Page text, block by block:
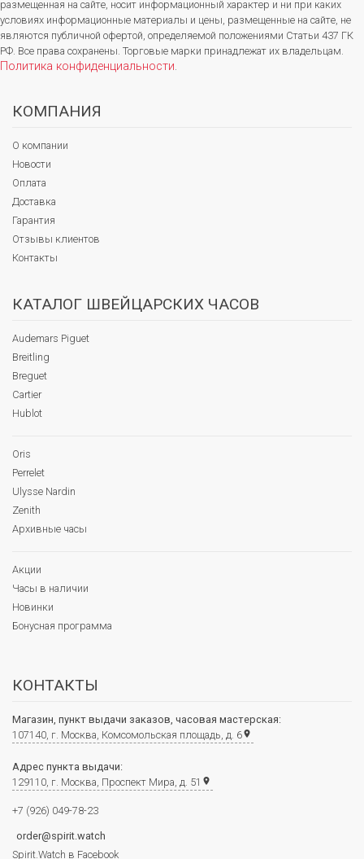
размещенная на сайте, носит информационный характер и ни при каких
условиях информационные материалы и цены, размещенные на сайте, не
являются публичной офертой, определяемой положениями Статьи 437 ГК
РФ. Все права сохранены. Торговые марки принадлежат их владельцам.
Политика конфиденциальности.
КОМПАНИЯ
О компании
Новости
Оплата
Доставка
Гарантия
Отзывы клиентов
Контакты
КАТАЛОГ ШВЕЙЦАРСКИХ ЧАСОВ
Audemars Piguet
Breitling
Breguet
Cartier
Hublot
Oris
Perrelet
Ulysse Nardin
Zenith
Архивные часы
Акции
Часы в наличии
Новинки
Бонусная программа
КОНТАКТЫ
Магазин, пункт выдачи заказов, часовая мастерская:
107140, г. Москва, Комсомольская площадь, д. 6place
Адрес пункта выдачи:
129110, г. Москва, Проспект Мира, д. 51 place
+7 (926) 049-78-23
order@spirit.watch
Spirit.Watch в Facebook